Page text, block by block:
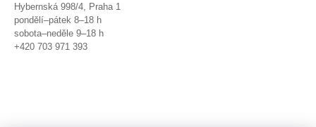
Hybernská 998/4, Praha 1
pondělí–pátek 8–18 h
sobota–neděle 9–18 h
+420 703 971 393